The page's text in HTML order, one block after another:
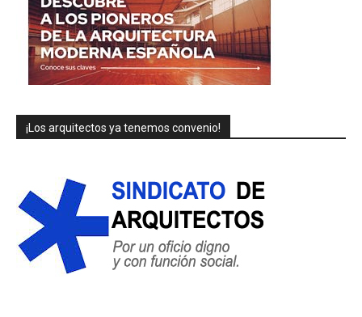
¡Los arquitectos ya tenemos convenio!